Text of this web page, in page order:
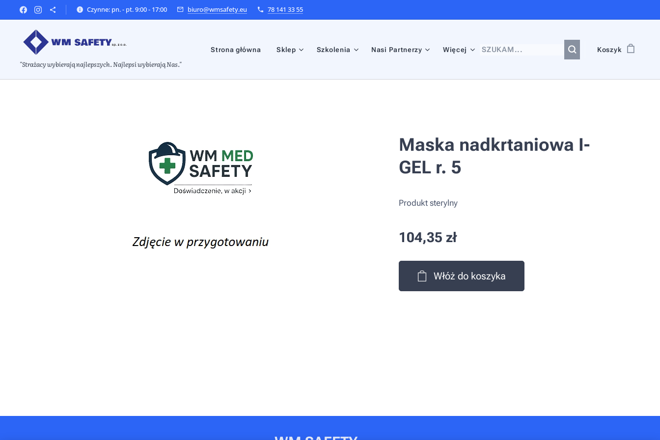
Czynne: pn. - pt. 9:00 - 17:00 biuro@wmsafety.eu 78 141 33 55
"Strażacy wybierają najlepszych. Najlepsi wybierają Nas."
Strona główna Sklep Szkolenia Nasi Partnerzy Więcej Koszyk
Maska nadkrtaniowa I-
GEL r. 5
Produkt sterylny
104,35 zł
Włóż do koszyka